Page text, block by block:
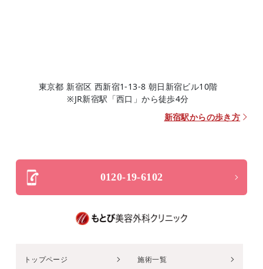
東京都 新宿区 西新宿1-13-8 朝日新宿ビル10階
※JR新宿駅「西口」から徒歩4分
新宿駅からの歩き方
0120-19-6102
トップページ 施術一覧